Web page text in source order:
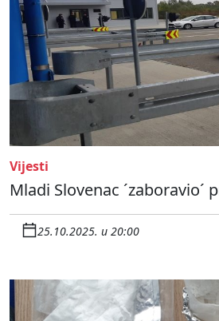
Vijesti
Mladi Slovenac ´zaboravio´
25.10.2025. u 20:00